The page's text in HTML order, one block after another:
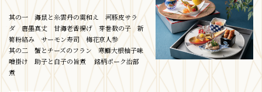
其の一 海鼠と糸雲丹の霙和え 河豚皮サラ
ダ 唐墨真丈 甘海老香揚げ 芽巻数の子 新
筍粉絡み サーモン寿司 梅花京人参
其の二 蟹とチーズのフラン 寒鰤大根柚子味
噌掛け 助子と白子の旨煮 銘柄ポーク治部
煮